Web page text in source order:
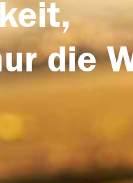
die